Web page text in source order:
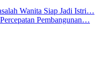
Wanita Siap Jadi Istri…
Pembangunan…